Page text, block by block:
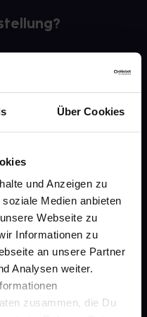
Über Cookies
und Anzeigen zu
Medien anbieten
Webseite zu
Informationen zu
an unsere Partner
Analysen weiter.
zusammen, die Du